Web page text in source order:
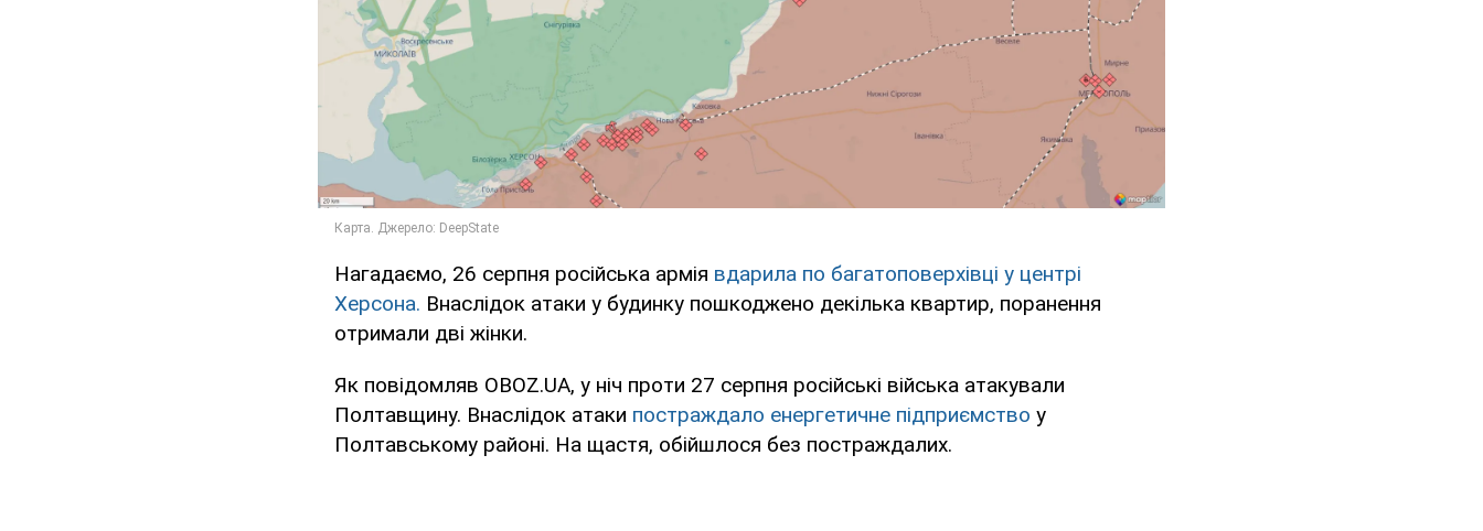
Нагадаємо, 26 серпня російська армія вдарила по багатоповерхівці у центрі
Херсона. Внаслідок атаки у будинку пошкоджено декілька квартир, поранення
отримали дві жінки.
Як повідомляв OBOZ.UA, у ніч проти 27 серпня російські війська атакували
Полтавщину. Внаслідок атаки постраждало енергетичне підприємство у
Полтавському районі. На щастя, обійшлося без постраждалих.